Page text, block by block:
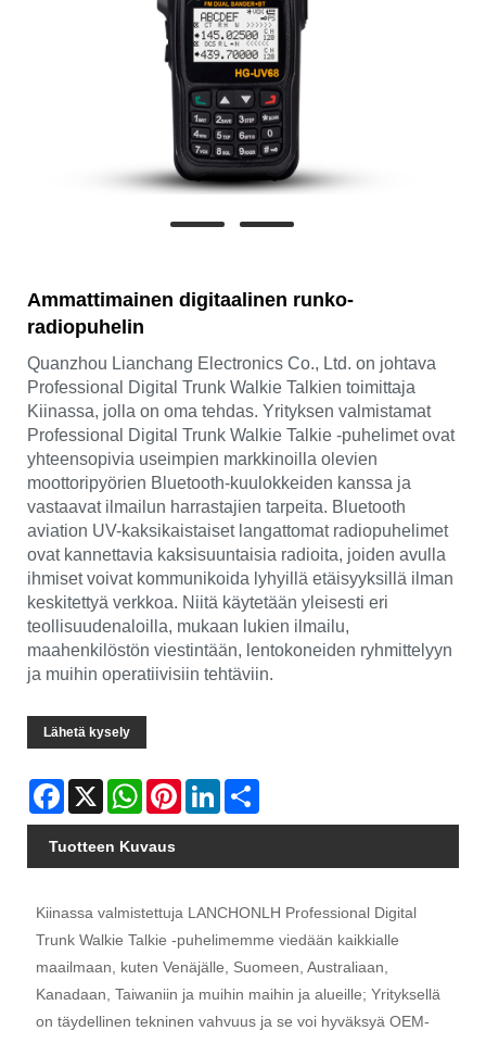
Ammattimainen digitaalinen runko-
radiopuhelin
Quanzhou Lianchang Electronics Co., Ltd. on johtava
Professional Digital Trunk Walkie Talkien toimittaja
Kiinassa, jolla on oma tehdas. Yrityksen valmistamat
Professional Digital Trunk Walkie Talkie -puhelimet ovat
yhteensopivia useimpien markkinoilla olevien
moottoripyörien Bluetooth-kuulokkeiden kanssa ja
vastaavat ilmailun harrastajien tarpeita. Bluetooth
aviation UV-kaksikaistaiset langattomat radiopuhelimet
ovat kannettavia kaksisuuntaisia ​​radioita, joiden avulla
ihmiset voivat kommunikoida lyhyillä etäisyyksillä ilman
keskitettyä verkkoa. Niitä käytetään yleisesti eri
teollisuudenaloilla, mukaan lukien ilmailu,
maahenkilöstön viestintään, lentokoneiden ryhmittelyyn
ja muihin operatiivisiin tehtäviin.
Lähetä kysely
Facebook
X WhatsAppPinterestLinkedIn
Tuotteen Kuvaus
Kiinassa valmistettuja LANCHONLH Professional Digital
Trunk Walkie Talkie -puhelimemme viedään kaikkialle
maailmaan, kuten Venäjälle, Suomeen, Australiaan,
Kanadaan, Taiwaniin ja muihin maihin ja alueille; Yrityksellä
on täydellinen tekninen vahvuus ja se voi hyväksyä OEM-